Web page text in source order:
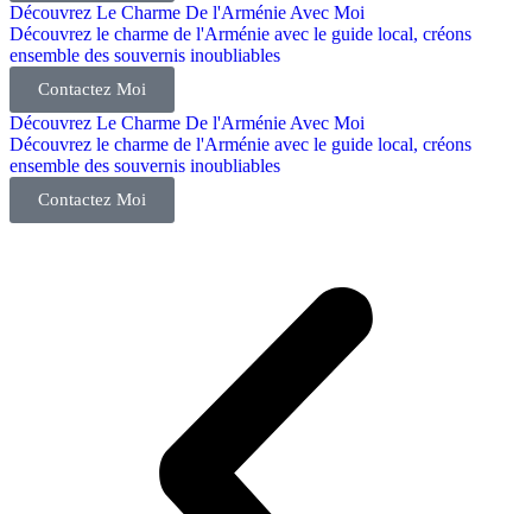
Découvrez Le Charme De l'Arménie Avec Moi
Découvrez le charme de l'Arménie avec le guide local, créons
ensemble des souvernis inoubliables
Contactez Moi
Découvrez Le Charme De l'Arménie Avec Moi
Découvrez le charme de l'Arménie avec le guide local, créons
ensemble des souvernis inoubliables
Contactez Moi